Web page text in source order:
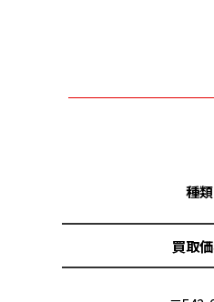
種類
買取